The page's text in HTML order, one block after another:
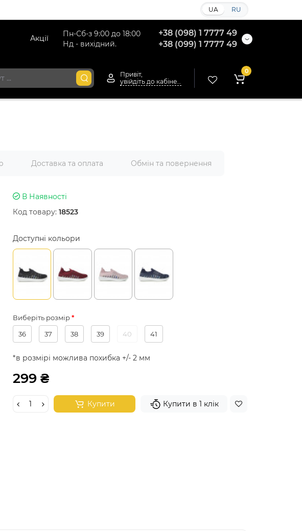
UA RU
Пн-Сб-з 9:00 до 18:00
Нд - вихідний.
+38 (098) 1 7777 49
+38 (099) 1 7777 49
Акції
Привіт,
0
Доставка та оплата Обмін та повернення
В Наявності
Код товару: 18523
Доступні кольори
Виберіть розмір
36
37 38 39 40 41
*в розмірі можлива похибка +/- 2 мм
299 ₴
Купити Купити в 1 клік